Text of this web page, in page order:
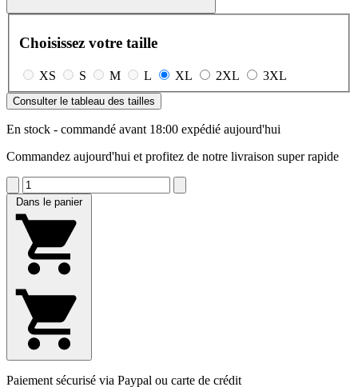
Choisissez votre taille
XS S M L XL 2XL 3XL
Consulter le tableau des tailles
En stock - commandé avant 18:00 expédié aujourd'hui
Commandez aujourd'hui et profitez de notre livraison super rapide
Dans le panier
Paiement sécurisé via Paypal ou carte de crédit